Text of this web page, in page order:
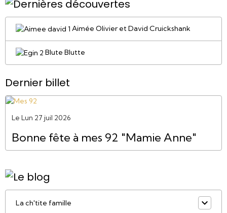
Aimée Olivier et David Cruickshank
Blute Blutte
Dernier billet
Le Lun 27 juil 2026
Bonne fête à mes 92 "Mamie Anne"
La ch'tite famille